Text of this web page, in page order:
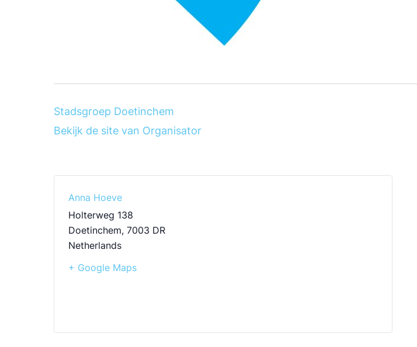
Stadsgroep Doetinchem
Bekijk de site van Organisator
Anna Hoeve
Holterweg 138
Doetinchem, 7003 DR
Netherlands
+ Google Maps